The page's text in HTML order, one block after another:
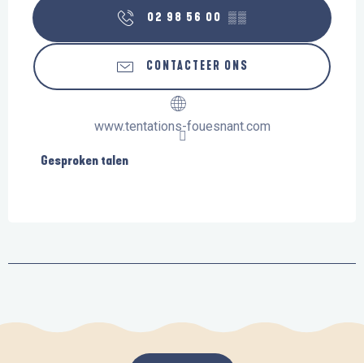
02 98 56 00 ▒▒
CONTACTEER ONS
www.tentations-fouesnant.com
Gesproken talen
Gesproken talen